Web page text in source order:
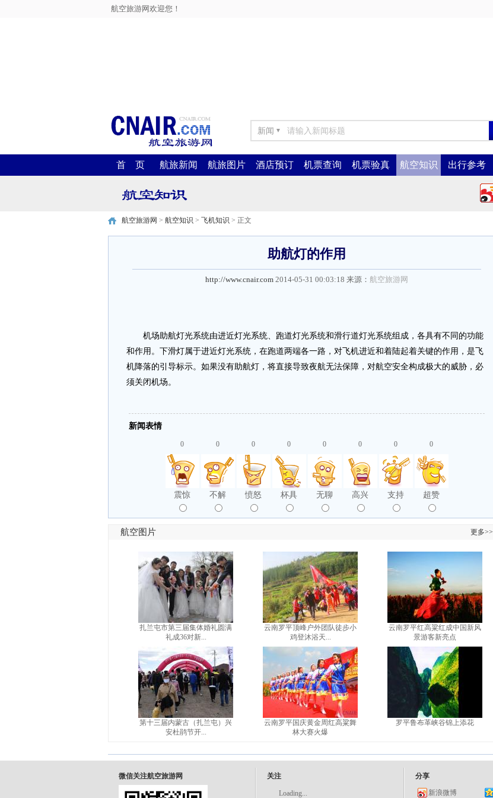
航空旅游网欢迎您！
新闻 ▼
首 页 航旅新闻 航旅图片 酒店预订 机票查询 机票验真 航空知识 出行参考
航空旅游网 > 航空知识 > 飞机知识 > 正文
助航灯的作用
http://www.cnair.com 2014-05-31 00:03:18 来源： 航空旅游网
机场助航灯光系统由进近灯光系统、跑道灯光系统和滑行道灯光系统组成，各具有不同的功能
和作用。下滑灯属于进近灯光系统，在跑道两端各一路，对飞机进近和着陆起着关键的作用，是飞
机降落的引导标示。如果没有助航灯，将直接导致夜航无法保障，对航空安全构成极大的威胁，必
须关闭机场。
新闻表情
0
震惊
0
不解
0
愤怒
0
杯具
0
无聊
0
高兴
0
支持
0
超赞
航空图片 更多>>
扎兰屯市第三届集体婚礼圆满
礼成36对新...
第十三届内蒙古（扎兰屯）兴
安杜鹃节开...
云南罗平顶峰户外团队徒步小
鸡登沐浴天...
云南罗平国庆黄金周红高粱舞
林大赛火爆
云南罗平红高粱红成中国新风
景游客新亮点
罗平鲁布革峡谷锦上添花
微信关注航空旅游网 关注
Loading...
分享
新浪微博